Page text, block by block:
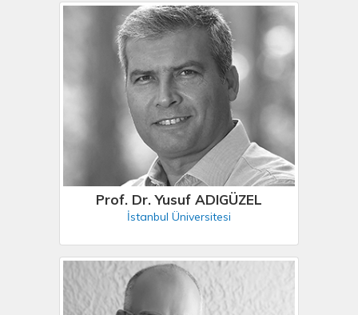
Prof. Dr. Yusuf ADIGÜZEL
İstanbul Üniversitesi